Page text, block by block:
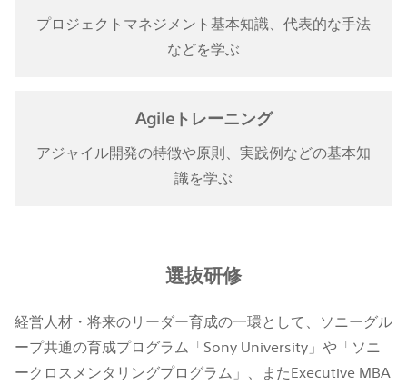
プロジェクトマネジメント基本知識、代表的な手法
などを学ぶ
Agileトレーニング
アジャイル開発の特徴や原則、実践例などの基本知
識を学ぶ
選抜研修
経営人材・将来のリーダー育成の一環として、ソニーグル
ープ共通の育成プログラム「Sony University」や「ソニ
ークロスメンタリングプログラム」、またExecutive MBA